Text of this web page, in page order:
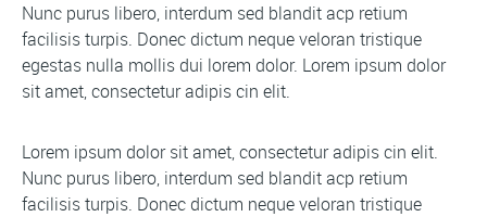
Nunc purus libero, interdum sed blandit acp retium
facilisis turpis. Donec dictum neque veloran tristique
egestas nulla mollis dui lorem dolor. Lorem ipsum dolor
sit amet, consectetur adipis cin elit.
Lorem ipsum dolor sit amet, consectetur adipis cin elit.
Nunc purus libero, interdum sed blandit acp retium
facilisis turpis. Donec dictum neque veloran tristique